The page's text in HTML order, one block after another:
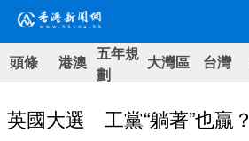
頭條 港澳 五年規
劃
大灣區 台灣
英國大選 工黨“躺著”也贏？